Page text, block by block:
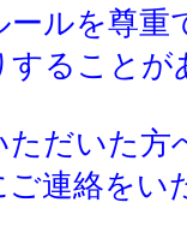
ールを尊
ることが
ただいた方
ご連絡を